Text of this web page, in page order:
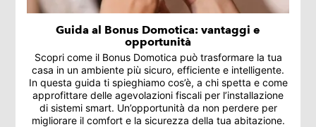
Guida al Bonus Domotica: vantaggi e
opportunità
Scopri come il Bonus Domotica può trasformare la tua
casa in un ambiente più sicuro, efficiente e intelligente.
In questa guida ti spieghiamo cos’è, a chi spetta e come
approfittare delle agevolazioni fiscali per l’installazione
di sistemi smart. Un’opportunità da non perdere per
migliorare il comfort e la sicurezza della tua abitazione.